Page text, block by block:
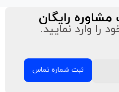
رایگان
را وارد نمایید.